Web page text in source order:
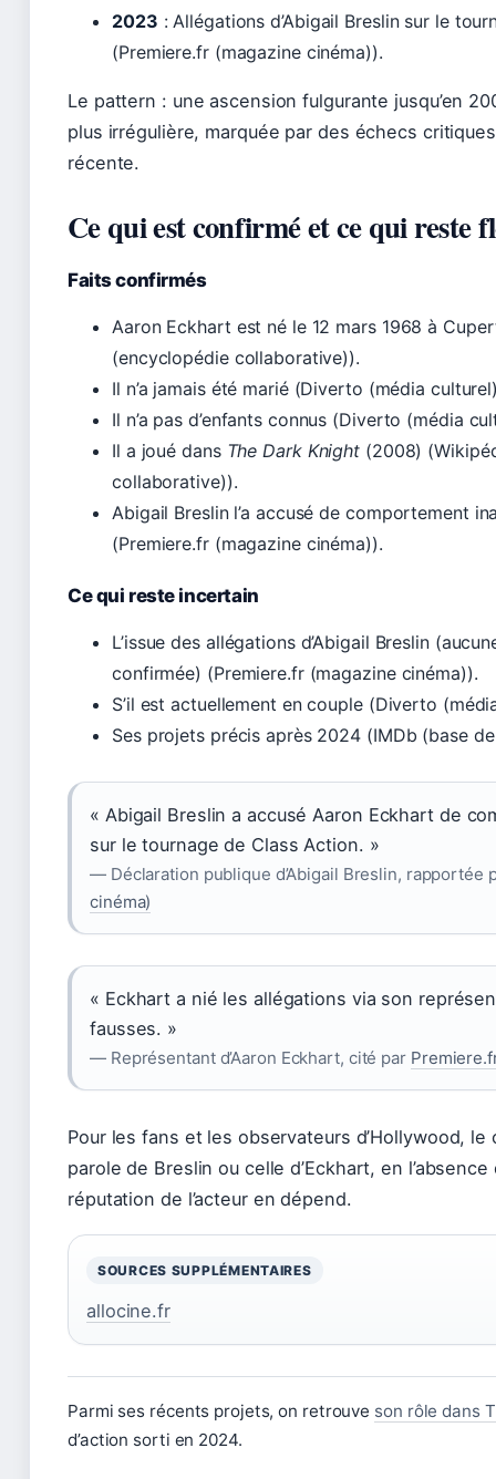
2023 : Allégations d’Abigail Breslin sur le
(Premiere.fr (magazine cinéma)).
Le pattern : une ascension fulgurante jusqu’en
plus irrégulière, marquée par des échecs
récente.
Ce qui est confirmé et ce qui reste
Faits confirmés
Aaron Eckhart est né le 12 mars 1968 à
(encyclopédie collaborative)).
Il n’a jamais été marié (Diverto (média
Il n’a pas d’enfants connus (Diverto (média
Il a joué dans The Dark Knight (2008)
collaborative)).
Abigail Breslin l’a accusé de comportement
(Premiere.fr (magazine cinéma)).
Ce qui reste incertain
L’issue des allégations d’Abigail Breslin
confirmée) (Premiere.fr (magazine cinéma)).
S’il est actuellement en couple (Diverto
Ses projets précis après 2024 (IMDb (base
« Abigail Breslin a accusé Aaron Eckhart de
sur le tournage de Class Action. »
— Déclaration publique d’Abigail Breslin, rapportée
cinéma)
« Eckhart a nié les allégations via son
fausses. »
— Représentant d’Aaron Eckhart, cité par
Pour les fans et les observateurs d’Hollywood,
parole de Breslin ou celle d’Eckhart, en
réputation de l’acteur en dépend.
SOURCES SUPPLÉMENTAIRES
allocine.fr
Parmi ses récents projets, on retrouve son rôle dans
d’action sorti en 2024.